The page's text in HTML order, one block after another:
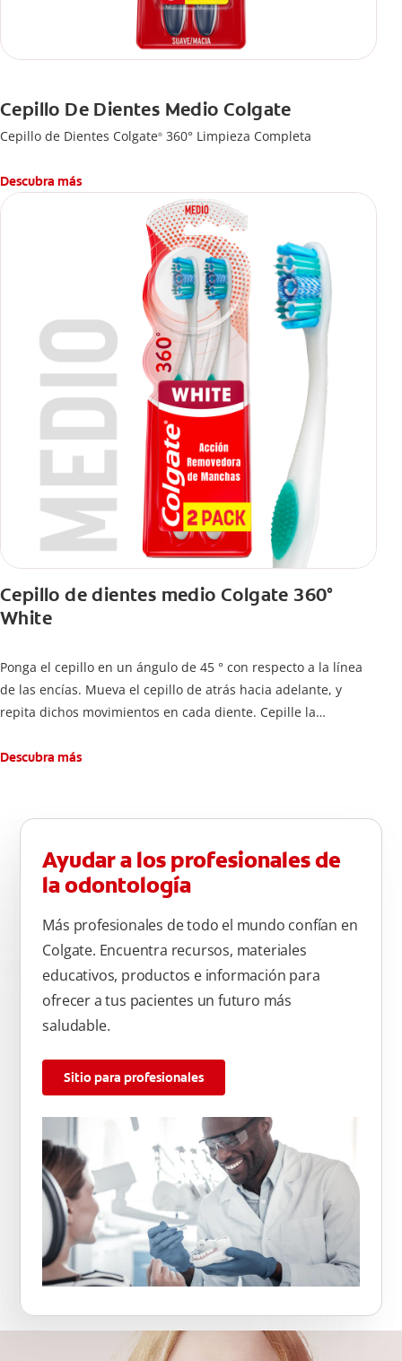
Cepillo De Dientes Medio Colgate
Cepillo de Dientes Colgate® 360° Limpieza Completa
Descubra más
Cepillo de dientes medio Colgate 360°
White
Ponga el cepillo en un ángulo de 45 ° con respecto a la línea
de las encías. Mueva el cepillo de atrás hacia adelante, y
repita dichos movimientos en cada diente. Cepille la
atrás hacia adelante. Cepille la superficie masticatoria (parte
atrás, arriba y abajo, en la parte superior e inferior. No se
olvide de cepillar la lengua para quitar el mal olor causado
por las bacterias.
Descubra más
Ayudar a los profesionales de
la odontología
Más profesionales de todo el mundo confían en
Colgate. Encuentra recursos, materiales
educativos, productos e información para
ofrecer a tus pacientes un futuro más
saludable.
Sitio para profesionales